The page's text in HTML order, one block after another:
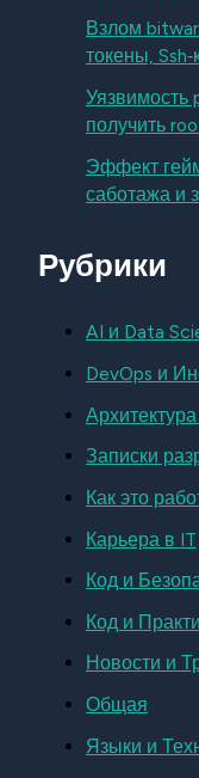
Взлом
токены,
Уязвимость
получить
Эффект
саботажа и
Рубрики
AI и Data
DevOps и
Записки
Как это
Карьера в IT
Код и
Код и
Новости и
Общая
Языки и